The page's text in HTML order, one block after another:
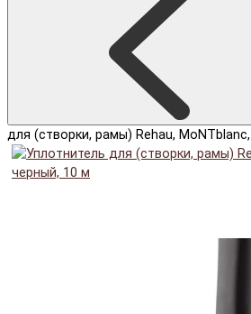
для (створки, рамы) Rehau,